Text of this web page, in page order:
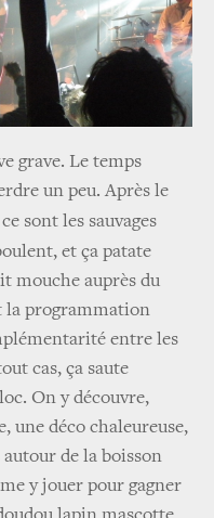
grave. Le temps
un peu. Après le
ce sont les sauvages
et ça patate
mouche auprès du
la programmation
entre les
cas, ça saute
On y découvre,
une déco chaleureuse,
de la boisson
y jouer pour gagner